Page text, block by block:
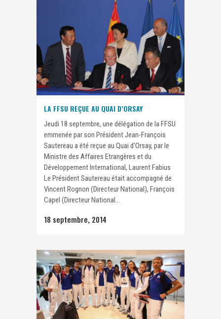
LA FFSU REÇUE AU QUAI D’ORSAY
Jeudi 18 septembre, une délégation de la FFSU
emmenée par son Président Jean-François
Sautereau a été reçue au Quai d'Orsay, par le
Ministre des Affaires Etrangères et du
Développement International, Laurent Fabius
Le Président Sautereau était accompagné de
Vincent Rognon (Directeur National), François
Capel (Directeur National...
18 septembre, 2014